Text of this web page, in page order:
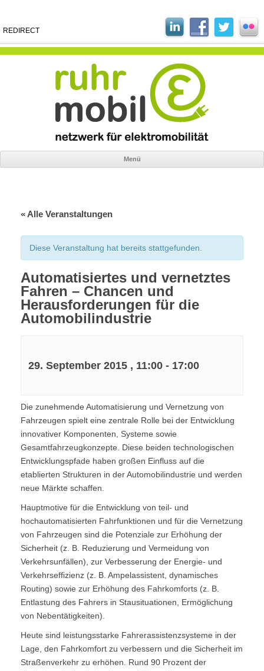
REDIRECT
Menü
« Alle Veranstaltungen
Diese Veranstaltung hat bereits stattgefunden.
Automatisiertes und vernetztes
Fahren – Chancen und
Herausforderungen für die
Automobilindustrie
29. September 2015 , 11:00 - 17:00
Die zunehmende Automatisierung und Vernetzung von
Fahrzeugen spielt eine zentrale Rolle bei der Entwicklung
innovativer Komponenten, Systeme sowie
Gesamtfahrzeugkonzepte. Diese beiden technologischen
Entwicklungspfade haben großen Einfluss auf die
etablierten Strukturen in der Automobilindustrie und werden
neue Märkte schaffen.
Hauptmotive für die Entwicklung von teil- und
hochautomatisierten Fahrfunktionen und für die Vernetzung
von Fahrzeugen sind die Potenziale zur Erhöhung der
Sicherheit (z. B. Reduzierung und Vermeidung von
Verkehrsunfällen), zur Verbesserung der Energie- und
Verkehrseffizienz (z. B. Ampelassistent, dynamisches
Routing) sowie zur Erhöhung des Fahrkomforts (z. B.
Entlastung des Fahrers in Stausituationen, Ermöglichung
von Nebentätigkeiten).
Heute sind leistungsstarke Fahrerassistenzsysteme in der
Lage, den Fahrkomfort zu verbessern und die Sicherheit im
Straßenverkehr zu erhöhen. Rund 90 Prozent der